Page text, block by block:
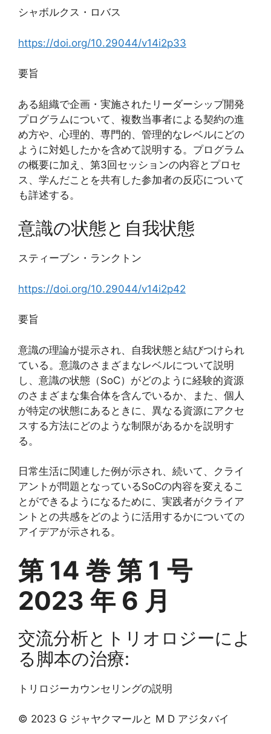
シャボルクス・ロバス
https://doi.org/10.29044/v14i2p33
要旨
ある組織で企画・実施されたリーダーシップ開発
プログラムについて、複数当事者による契約の進
め方や、心理的、専門的、管理的なレベルにどの
ように対処したかを含めて説明する。プログラム
の概要に加え、第3回セッションの内容とプロセ
ス、学んだことを共有した参加者の反応について
も詳述する。
意識の状態と自我状態
スティーブン・ランクトン
https://doi.org/10.29044/v14i2p42
要旨
意識の理論が提示され、自我状態と結びつけられ
ている。意識のさまざまなレベルについて説明
し、意識の状態（SoC）がどのように経験的資源
のさまざまな集合体を含んでいるか、また、個人
が特定の状態にあるときに、異なる資源にアクセ
スする方法にどのような制限があるかを説明す
る。
日常生活に関連した例が示され、続いて、クライ
アントが問題となっているSoCの内容を変えるこ
とができるようになるために、実践者がクライア
ントとの共感をどのように活用するかについての
アイデアが示される。
第 14 巻 第 1 号
2023 年 6 月
交流分析とトリオロジーによ
る脚本の治療:
トリロジーカウンセリングの説明
© 2023 G ジャヤクマールと M D アジタバイ